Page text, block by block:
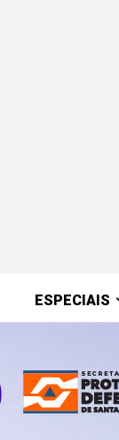
ESPECIAIS